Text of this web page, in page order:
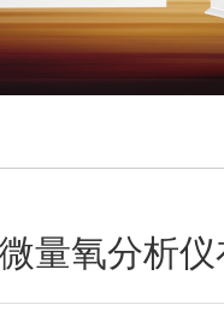
微量氧分析仪